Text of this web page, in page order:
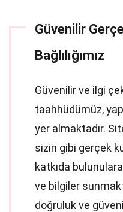
Güvenilir
Bağlılığımız
Güvenilir ve ilgi
taahhüdümüz,
yer almaktadır.
sizin gibi gerçek
katkıda
ve bilgiler
doğruluk ve